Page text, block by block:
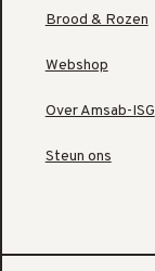
Brood & Rozen
Webshop
Over Amsab-ISG
Steun ons